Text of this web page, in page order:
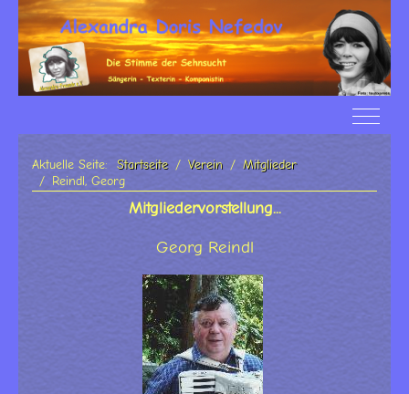
Off-
Aktuelle Seite: Startseite Verein
Mitglieder
Reindl, Georg
Mitgliedervorstellung...
Georg Reindl